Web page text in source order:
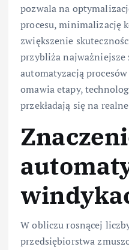
pozwala na
procesu, minimalizację
zwiększenie
przybliża najważniejsze
automatyzacją
omawia etapy,
przekładają się na
W obliczu rosnącej
przedsiębiorstwa